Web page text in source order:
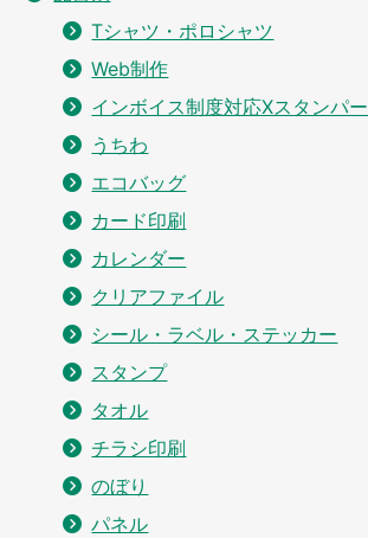
Tシャツ・ポロシャツ
Web制作
インボイス制度対応Xスタンパー
うちわ
エコバッグ
カード印刷
カレンダー
クリアファイル
シール・ラベル・ステッカー
スタンプ
タオル
チラシ印刷
のぼり
パネル